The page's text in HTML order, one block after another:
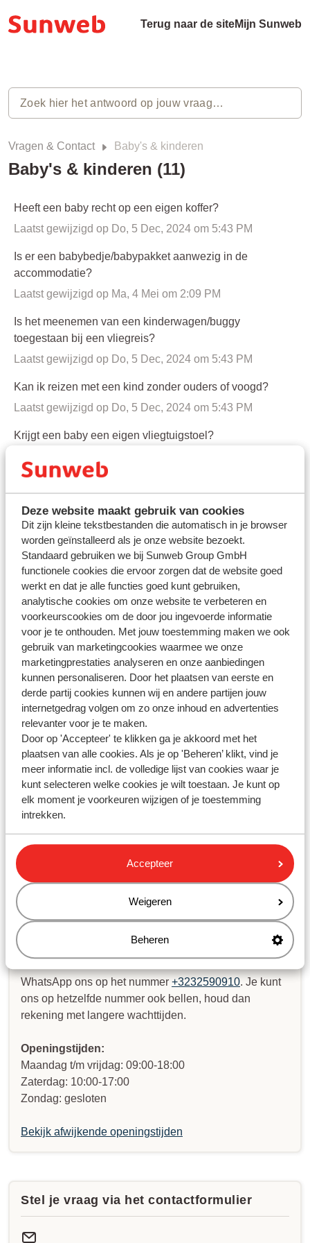
Deze website maakt gebruik van cookies
Dit zijn kleine tekstbestanden die automatisch in je browser
worden geïnstalleerd als je onze website bezoekt.
Standaard gebruiken we bij Sunweb Group GmbH
functionele cookies die ervoor zorgen dat de website goed
werkt en dat je alle functies goed kunt gebruiken,
analytische cookies om onze website te verbeteren en
voorkeurscookies om de door jou ingevoerde informatie
voor je te onthouden. Met jouw toestemming maken we ook
gebruik van marketingcookies waarmee we onze
marketingprestaties analyseren en onze aanbiedingen
kunnen personaliseren. Door het plaatsen van eerste en
derde partij cookies kunnen wij en andere partijen jouw
internetgedrag volgen om zo onze inhoud en advertenties
relevanter voor je te maken.
Door op 'Accepteer' te klikken ga je akkoord met het
plaatsen van alle cookies. Als je op 'Beheren’ klikt, vind je
meer informatie incl. de volledige lijst van cookies waar je
kunt selecteren welke cookies je wilt toestaan. Je kunt op
elk moment je voorkeuren wijzigen of je toestemming
intrekken.
Accepteer
Weigeren
Beheren
Terug naar de siteMijn Sunweb
Vragen & Contact Baby's & kinderen
Baby's & kinderen (11)
Heeft een baby recht op een eigen koffer?
Laatst gewijzigd op Do, 5 Dec, 2024 om 5:43 PM
Is er een babybedje/babypakket aanwezig in de
accommodatie?
Laatst gewijzigd op Ma, 4 Mei om 2:09 PM
Is het meenemen van een kinderwagen/buggy
toegestaan bij een vliegreis?
Laatst gewijzigd op Do, 5 Dec, 2024 om 5:43 PM
Kan ik reizen met een kind zonder ouders of voogd?
Laatst gewijzigd op Do, 5 Dec, 2024 om 5:43 PM
Krijgt een baby een eigen vliegtuigstoel?
Laatst gewijzigd op Do, 7 Aug, 2025 om 9:47 AM
Tot welke leeftijd wordt een kind gerekend?
Laatst gewijzigd op Di, 15 Apr, 2025 om 9:38 AM
Tot welke leeftijd wordt een kind meegerekend als een
baby?
Laatst gewijzigd op Do, 5 Dec, 2024 om 5:43 PM
Welke accommodaties zijn kindvriendelijk?
Laatst gewijzigd op Do, 5 Dec, 2024 om 5:43 PM
Is er een leeftijdsrestrictie van toepassing op de gratis
kinderopvang van FamFun?
Laatst gewijzigd op Do, 5 Dec, 2024 om 5:43 PM
< Vorige 1 2 Volgende >
Heb jij jouw antwoord niet
gevonden?
Whatsapp ons!
WhatsApp ons op het nummer +3232590910. Je kunt
ons op hetzelfde nummer ook bellen, houd dan
rekening met langere wachttijden.
Openingstijden:
Maandag t/m vrijdag: 09:00-18:00
Zaterdag: 10:00-17:00
Zondag: gesloten
Bekijk afwijkende openingstijden
Stel je vraag via het contactformulier